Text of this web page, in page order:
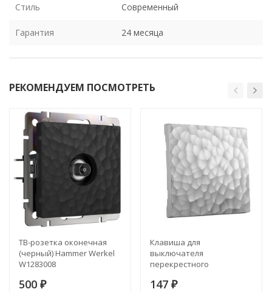
Стиль Современный
Гарантия 24 месяца
РЕКОМЕНДУЕМ ПОСМОТРЕТЬ
ТВ-розетка оконечная
(черный) Hammer Werkel
W1283008
500 ₽
Клавиша для
выключателя
перекрестного
Werkel W1219006
147 ₽